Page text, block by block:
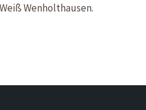
Wenholthausen.